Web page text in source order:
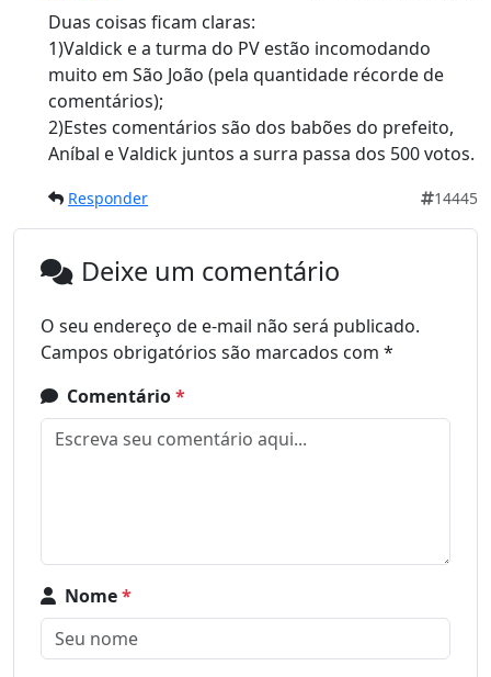
Duas coisas ficam claras:
1)Valdick e a turma do PV estão incomodando
muito em São João (pela quantidade récorde de
comentários);
2)Estes comentários são dos babões do prefeito,
Aníbal e Valdick juntos a surra passa dos 500 votos.
Responder 14445
Deixe um comentário
O seu endereço de e-mail não será publicado.
Campos obrigatórios são marcados com *
Comentário*
Nome*